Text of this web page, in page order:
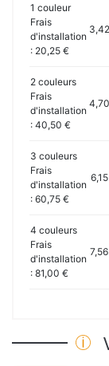
1 couleur
Frais
d'installation
: 20,25 €
2 couleurs
Frais
d'installation
: 40,50 €
3 couleurs
Frais
d'installation
: 60,75 €
4 couleurs
Frais
d'installation
: 81,00 €